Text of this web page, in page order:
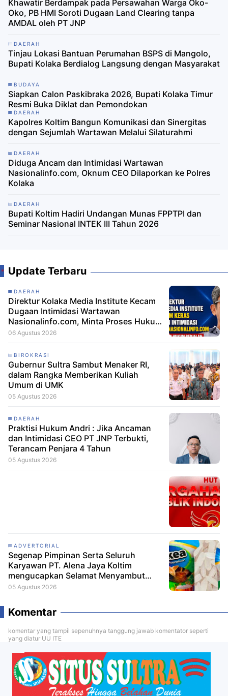
Khawatir Berdampak pada Persawahan Warga Oko-
Oko, PB HMI Soroti Dugaan Land Clearing tanpa
AMDAL oleh PT JNP
DAERAH
Tinjau Lokasi Bantuan Perumahan BSPS di Mangolo,
Bupati Kolaka Berdialog Langsung dengan Masyarakat
BUDAYA
Siapkan Calon Paskibraka 2026, Bupati Kolaka Timur
Resmi Buka Diklat dan Pemondokan
DAERAH
Kapolres Koltim Bangun Komunikasi dan Sinergitas
dengan Sejumlah Wartawan Melalui Silaturahmi
DAERAH
Diduga Ancam dan Intimidasi Wartawan
Nasionalinfo.com, Oknum CEO Dilaporkan ke Polres
Kolaka
DAERAH
Bupati Koltim Hadiri Undangan Munas FPPTPI dan
Seminar Nasional INTEK III Tahun 2026
Update Terbaru
DAERAH
Direktur Kolaka Media Institute Kecam
Dugaan Intimidasi Wartawan
Nasionalinfo.com, Minta Proses Hukum
Berjalan
06 Agustus 2026
BIROKRASI
Gubernur Sultra Sambut Menaker RI,
dalam Rangka Memberikan Kuliah
Umum di UMK
05 Agustus 2026
DAERAH
Praktisi Hukum Andri : Jika Ancaman
dan Intimidasi CEO PT JNP Terbukti,
Terancam Penjara 4 Tahun
05 Agustus 2026
ADVERTORIAL
Segenap Pimpinan Serta Seluruh
Karyawan PT. Alena Jaya Koltim
mengucapkan Selamat Menyambut
HUT RI ke-81
05 Agustus 2026
Komentar
komentar yang tampil sepenuhnya tanggung jawab komentator seperti
yang diatur UU ITE